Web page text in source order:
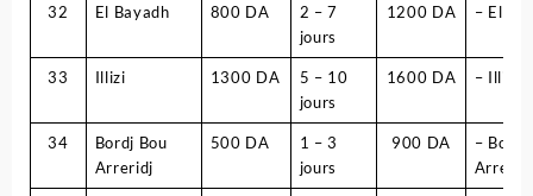
32 El Bayadh 800 DA
2 – 7
jours
1200 DA – El
33 Illizi 1300 DA
5 – 10
jours
1600 DA – Illizi
34
Bordj Bou
Arreridj
500 DA
1 – 3
jours
900 DA
– Bordj
Arreridj